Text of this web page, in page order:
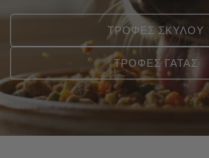
ΤΡΟΦΕΣ ΣΚΥΛΟΥ
ΤΡΟΦΕΣ ΓΑΤΑΣ